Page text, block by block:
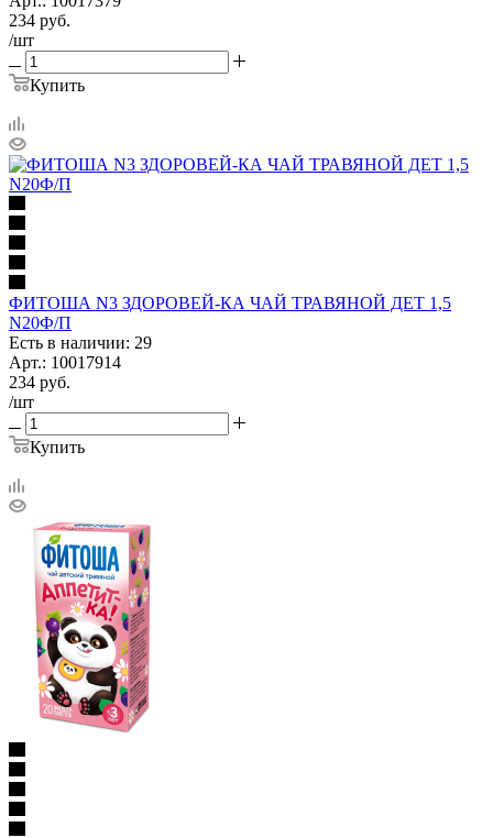
234 руб.
/шт
Купить
ФИТОША N3 ЗДОРОВЕЙ-КА ЧАЙ ТРАВЯНОЙ ДЕТ 1,5
N20Ф/П
Есть в наличии: 29
Арт.: 10017914
234 руб.
/шт
Купить